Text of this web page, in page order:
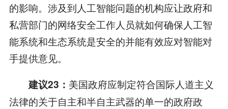
的影响。涉及到人工智能问题的机构应让政府和
私营部门的网络安全工作人员就如何确保人工智
能系统和生态系统是安全的并能有效应对智能对
手提供意见。
建议23： 美国政府应制定符合国际人道主义
法律的关于自主和半自主武器的单一的政府政